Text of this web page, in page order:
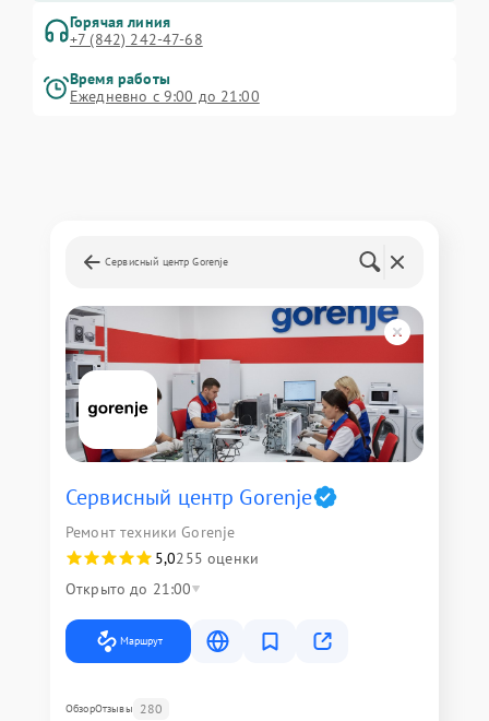
Горячая линия
+7 (842) 242-47-68
Время работы
Ежедневно с 9:00 до 21:00
Сервисный центр Gorenje
Сервисный центр Gorenje
Ремонт техники Gorenje
5,0255 оценки
Открыто до 21:00
Маршрут
ОбзорОтзывы 280